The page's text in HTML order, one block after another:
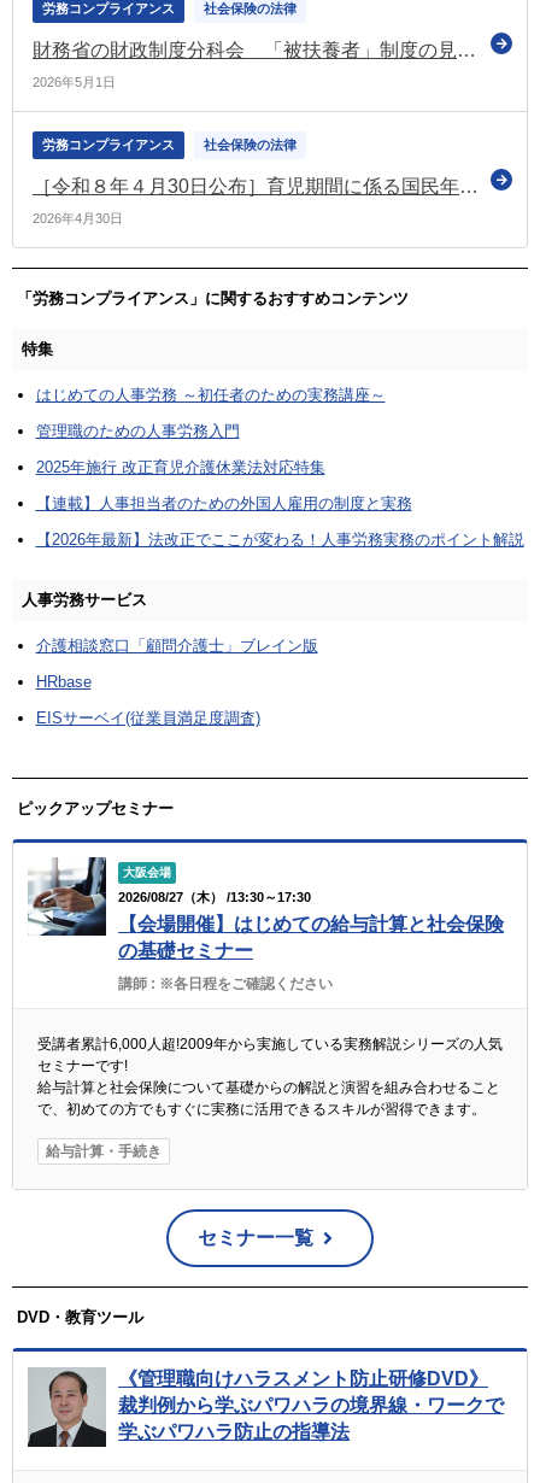
労務コンプライアンス 社会保険の法律
財務省の財政制度分科会 「被扶養者」制度の見直すべきなどと提言
2026年5月1日
労務コンプライアンス 社会保険の法律
［令和８年４月30日公布］育児期間に係る国民年金保険料免除制度（育児免除制度）に関する政令の改正
2026年4月30日
「労務コンプライアンス」に関するおすすめコンテンツ
特集
はじめての人事労務 ～初任者のための実務講座～
管理職のための人事労務入門
2025年施行 改正育児介護休業法対応特集
【連載】人事担当者のための外国人雇用の制度と実務
【2026年最新】法改正でここが変わる！人事労務実務のポイント解説
人事労務サービス
介護相談窓口「顧問介護士」ブレイン版
HRbase
EISサーベイ(従業員満足度調査)
ピックアップセミナー
大阪会場
2026/08/27（木） /13:30～17:30
【会場開催】はじめての給与計算と社会保険
の基礎セミナー
講師 : ※各日程をご確認ください
受講者累計6,000人超!2009年から実施している実務解説シリーズの人気
セミナーです!
給与計算と社会保険について基礎からの解説と演習を組み合わせること
で、初めての方でもすぐに実務に活用できるスキルが習得できます。
給与計算・手続き
セミナー一覧
DVD・教育ツール
《管理職向けハラスメント防止研修DVD》
裁判例から学ぶパワハラの境界線・ワークで
学ぶパワハラ防止の指導法